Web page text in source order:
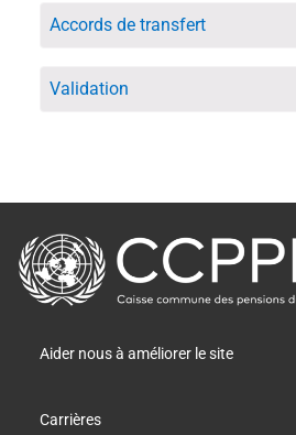
Accords de transfert
Validation
retour
à
la
principale
Aider nous à améliorer le site
Carrières